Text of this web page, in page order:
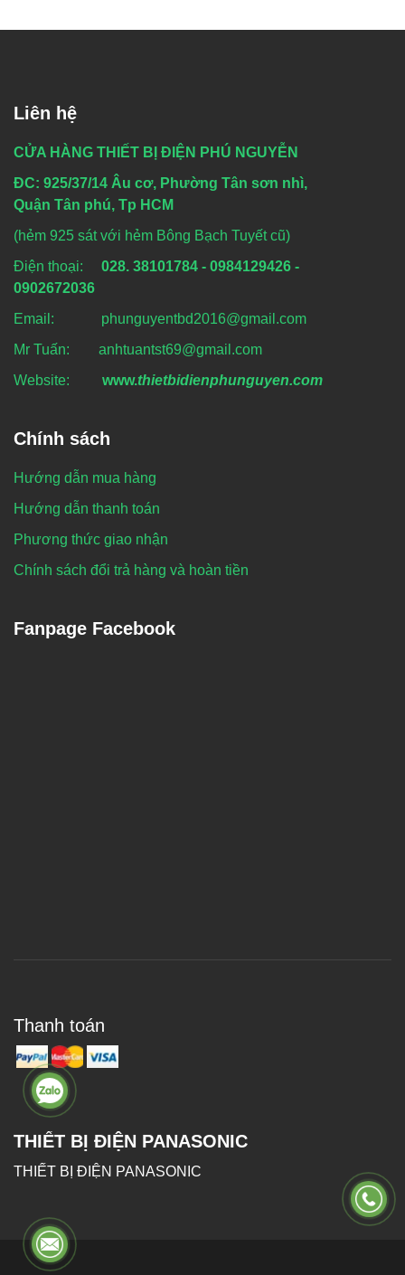
THIẾT BỊ ĐIỆN PANASONIC
THIẾT BỊ ĐIỆN PANASONIC
Liên hệ
CỬA HÀNG THIẾT BỊ ĐIỆN PHÚ NGUYỄN
ĐC: 925/37/14 Âu cơ, Phường Tân sơn nhì,
Quận Tân phú, Tp HCM
(hẻm 925 sát với hẻm Bông Bạch Tuyết cũ)
Điện thoại: 028. 38101784 - 0984129426 -
0902672036
Email: phunguyentbd2016@gmail.com
Mr Tuấn: anhtuantst69@gmail.com
Website:
www.thietbidienphunguyen.com
Chính sách
Hướng dẫn mua hàng
Hướng dẫn thanh toán
Phương thức giao nhận
Chính sách đổi trả hàng và hoàn tiền
Fanpage Facebook
Thanh toán